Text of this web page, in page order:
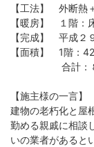
【工法】 外断熱
【暖房】 １階：
【完成】 平成２
【面積】 1階：
合計：８１.
【施主様の一言】
建物の老朽化と屋
勤める親戚に相談
いの業者があると